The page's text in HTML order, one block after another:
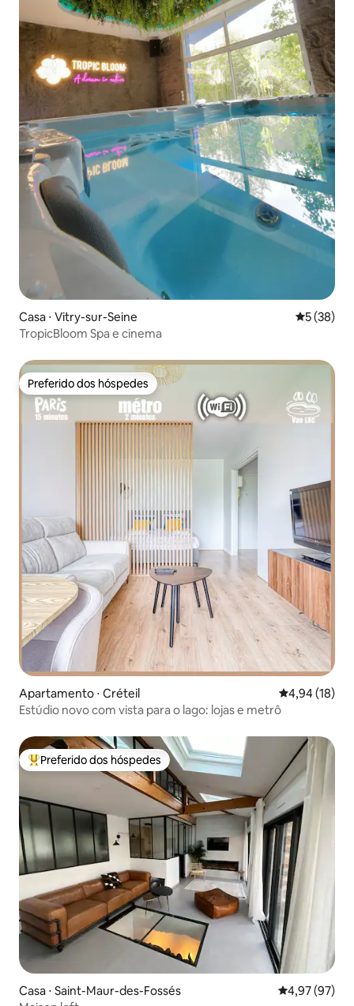
Casa ⋅ Vitry-sur-Seine 5 de uma
5 (38)
TropicBloom Spa e cinema
Preferido dos hóspedes
Preferido dos hóspedes
Apartamento ⋅ Créteil 4,94 de uma
4,94 (18)
Estúdio novo com vista para o lago: lojas e metrô
Entre os melhores preferidos dos hóspedes
Preferido dos hóspedes
Casa ⋅ Saint-Maur-des-Fossés 4,97 de uma
4,97 (97)